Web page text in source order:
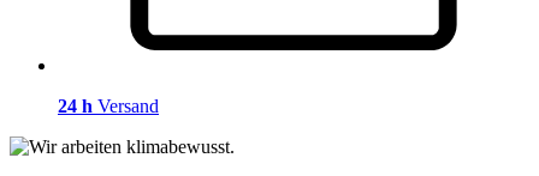
24 h Versand